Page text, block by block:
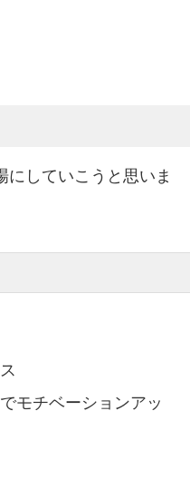
にしていこうと思いま
モチベーションアッ